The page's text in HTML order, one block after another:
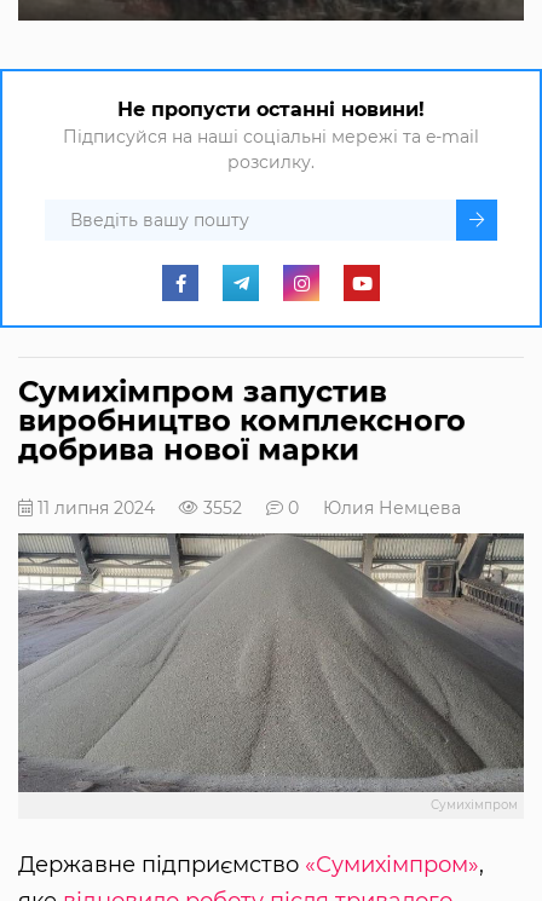
Не пропусти останні новини!
Підписуйся на наші соціальні мережі та e-mail
розсилку.
Сумихімпром запустив
виробництво комплексного
добрива нової марки
11 липня 2024 3552 0 Юлия Немцева
Сумихімпром
Державне підприємство «Сумихімпром»,